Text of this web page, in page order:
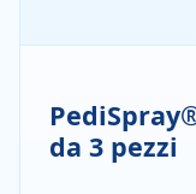
da 3 pezzi